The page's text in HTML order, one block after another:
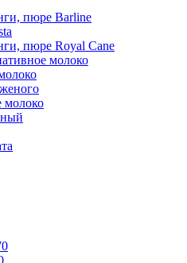
пюре Barline
пюре Royal Cane
молоко
молоко